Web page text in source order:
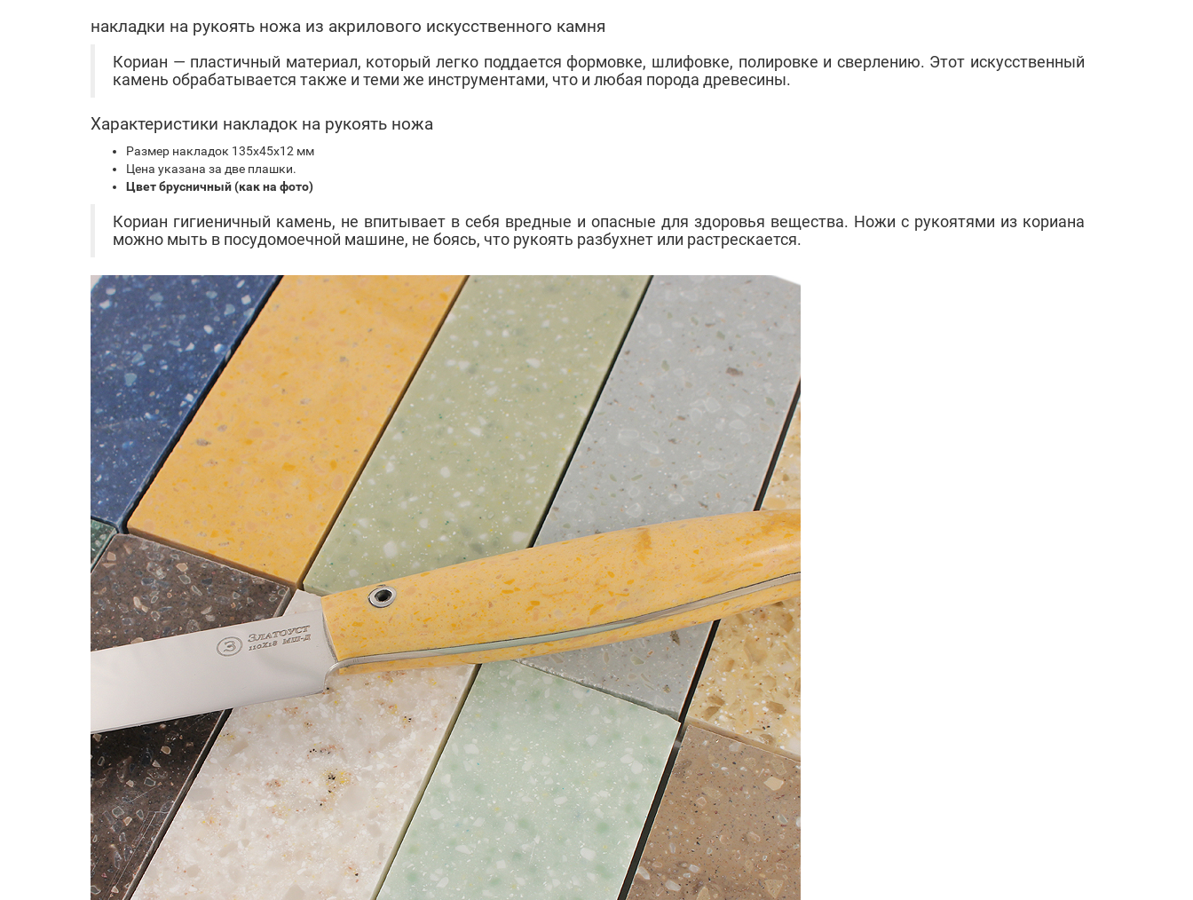
накладки на рукоять ножа из акрилового искусственного камня
Кориан — пластичный материал, который легко поддается формовке, шлифовке, полировке и сверлению. Этот искусственный
камень обрабатывается также и теми же инструментами, что и любая порода древесины.
Характеристики накладок на рукоять ножа
Размер накладок 135х45х12 мм
Цена указана за две плашки.
Цвет брусничный (как на фото)
Кориан гигиеничный камень, не впитывает в себя вредные и опасные для здоровья вещества. Ножи с рукоятями из кориана
можно мыть в посудомоечной машине, не боясь, что рукоять разбухнет или растрескается.